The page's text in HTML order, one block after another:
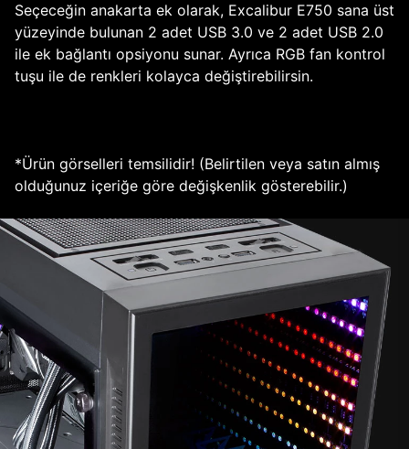
Seçeceğin anakarta ek olarak, Excalibur E750 sana üst
yüzeyinde bulunan 2 adet USB 3.0 ve 2 adet USB 2.0
ile ek bağlantı opsiyonu sunar. Ayrıca RGB fan kontrol
tuşu ile de renkleri kolayca değiştirebilirsin.
*Ürün görselleri temsilidir! (Belirtilen veya satın almış
olduğunuz içeriğe göre değişkenlik gösterebilir.)